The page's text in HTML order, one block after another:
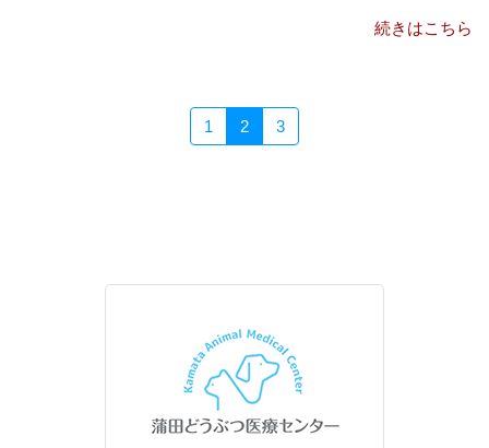
続きはこちら
1 2 3